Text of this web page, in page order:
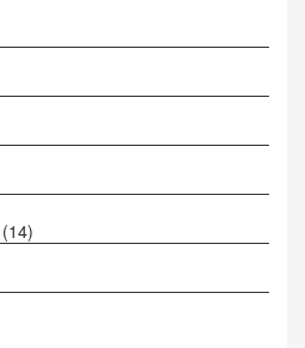
(14)